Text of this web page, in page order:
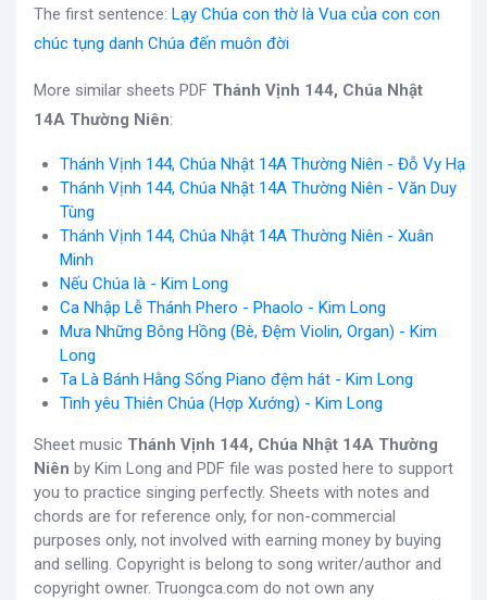
The first sentence: Lạy Chúa con thờ là Vua của con con
chúc tụng danh Chúa đến muôn đời
More similar sheets PDF Thánh Vịnh 144, Chúa Nhật
14A Thường Niên:
Thánh Vịnh 144, Chúa Nhật 14A Thường Niên - Đỗ Vy Hạ
Thánh Vịnh 144, Chúa Nhật 14A Thường Niên - Văn Duy
Tùng
Thánh Vịnh 144, Chúa Nhật 14A Thường Niên - Xuân
Minh
Nếu Chúa là - Kim Long
Ca Nhập Lễ Thánh Phero - Phaolo - Kim Long
Mưa Những Bông Hồng (Bè, Đệm Violin, Organ) - Kim
Long
Ta Là Bánh Hằng Sống Piano đệm hát - Kim Long
Tình yêu Thiên Chúa (Hợp Xướng) - Kim Long
Sheet music Thánh Vịnh 144, Chúa Nhật 14A Thường
Niên by Kim Long and PDF file was posted here to support
you to practice singing perfectly. Sheets with notes and
chords are for reference only, for non-commercial
purposes only, not involved with earning money by buying
and selling. Copyright is belong to song writer/author and
copyright owner. Truongca.com do not own any